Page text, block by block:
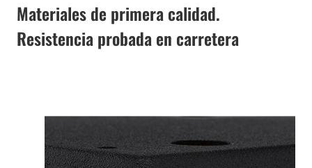
Materiales de primera calidad.
Resistencia probada en carretera